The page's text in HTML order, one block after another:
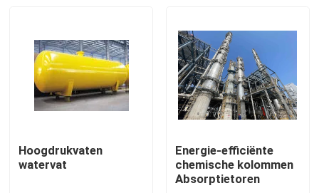
Hoogdrukvaten
watervat
Energie-efficiënte
chemische kolommen
Absorptietoren